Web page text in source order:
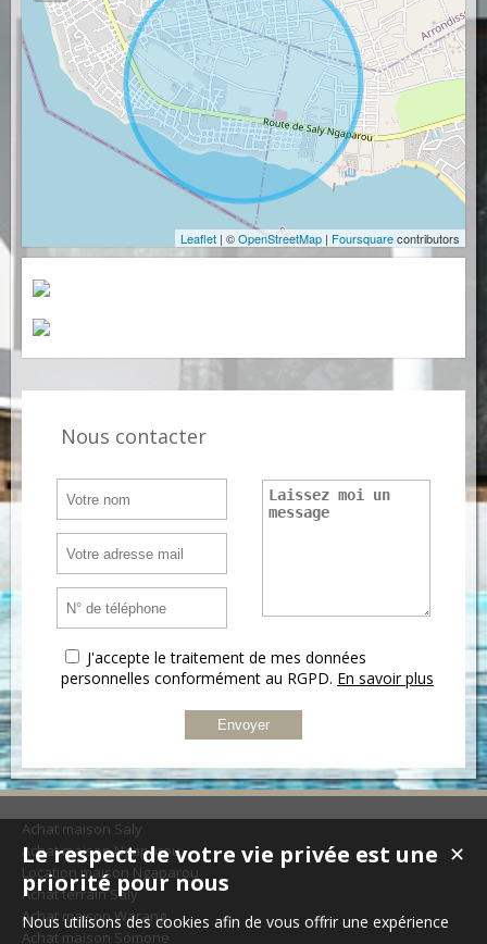
Leaflet | ©OpenStreetMap | Foursquarecontributors
Nous contacter
J'accepte le traitement de mes données
personnelles conformément au RGPD. En savoir plus
Achat maison Saly
Achat maison Ngaparou
Location maison Ngaparou
Achat terrain Saly
Achat maison Warang
Achat maison Somone
✕
Le respect de votre vie privée est une
priorité pour nous
Nous utilisons des cookies afin de vous offrir une expérience